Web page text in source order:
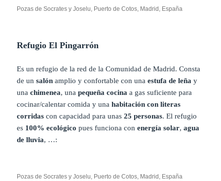
Pozas de Socrates y Joselu, Puerto de Cotos, Madrid, España
Refugio El Pingarrón
Es un refugio de la red de la Comunidad de Madrid. Consta
de unsalón amplio y confortable con unaestufa de leñay
unachimenea, unapequeña cocina a gas suficiente para
cocinar/calentar comida y unahabitación con literas
corridas con capacidad para unas25 personas. El refugio
es 100% ecológico pues funciona conenergía solar,agua
de lluvia, …:
Pozas de Socrates y Joselu, Puerto de Cotos, Madrid, España